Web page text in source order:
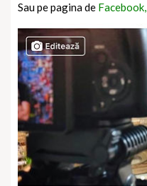
Sau pe pagina de Facebook,